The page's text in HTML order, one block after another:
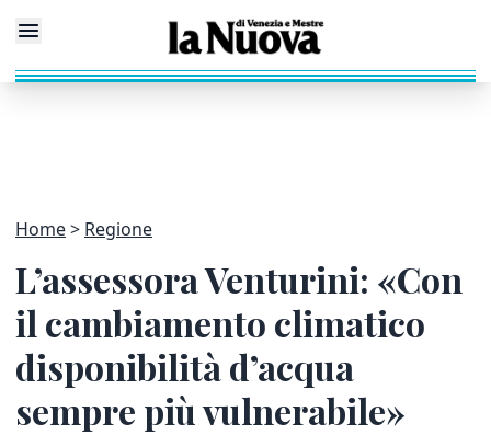
Home Regione
L’assessora Venturini: «Con
il cambiamento climatico
disponibilità d’acqua
sempre più vulnerabile»